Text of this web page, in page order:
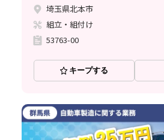
埼玉県北本市
組立・組付け
53763-00
キープする